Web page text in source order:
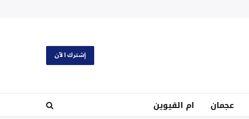
إشترك الآن
عجمان ام القيوين